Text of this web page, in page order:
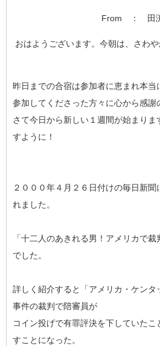
From ： 田
おはようございます。今朝は、さわや
昨日までの合宿は参加者に恵まれ本当
参加してくださった方々に心から感謝
さて今日から新しい１週間が始まりま
すように！
２０００年４月２６日付けの毎日新聞
れました。
「十二人のあきれる男！アメリカで
でした。
詳しく紹介すると「アメリカ・ケンタ
事件の裁判で陪審員が
コイン投げで有罪評決を下していた
すことになった。